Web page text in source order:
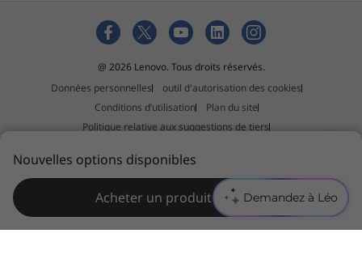
Demandez à Léo
@ 2026 Lenovo. Tous droits réservés.
Données personnelles
outil d'autorisation des cookies
Conditions d’utilisation
Plan du site
Politique relative aux suggestions de tiers
Nouvelles options disponibles
Acheter un produit similaire